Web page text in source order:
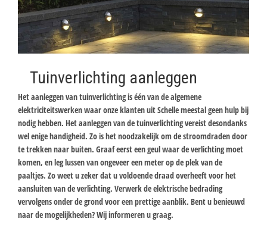
Tuinverlichting aanleggen
Het aanleggen van tuinverlichting is één van de algemene
elektriciteitswerken waar onze klanten uit Schelle meestal geen hulp bij
nodig hebben. Het aanleggen van de tuinverlichting vereist desondanks
wel enige handigheid. Zo is het noodzakelijk om de stroomdraden door
te trekken naar buiten. Graaf eerst een geul waar de verlichting moet
komen, en leg lussen van ongeveer een meter op de plek van de
paaltjes. Zo weet u zeker dat u voldoende draad overheeft voor het
aansluiten van de verlichting. Verwerk de elektrische bedrading
vervolgens onder de grond voor een prettige aanblik. Bent u benieuwd
naar de mogelijkheden? Wij informeren u graag.